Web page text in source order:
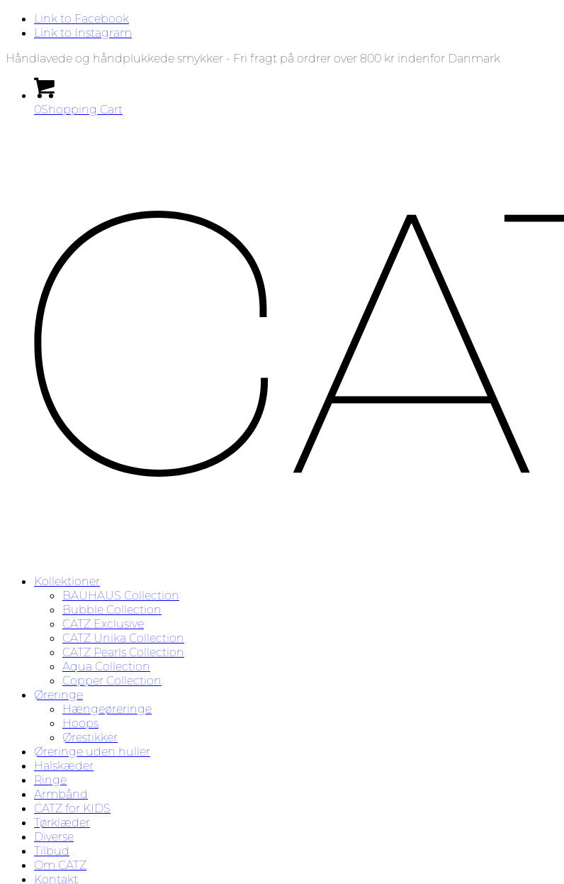
Link to Facebook
Link to Instagram
Håndlavede og håndplukkede smykker - Fri fragt på ordrer over 800 kr indenfor Danmark
0Shopping Cart
Kollektioner
BAUHAUS Collection
Bubble Collection
CATZ Exclusive
CATZ Unika Collection
CATZ Pearls Collection
Aqua Collection
Copper Collection
Øreringe
Hængeøreringe
Hoops
Ørestikker
Øreringe uden huller
Halskæder
Ringe
Armbånd
CATZ for KIDS
Tørklæder
Diverse
Tilbud
Om CATZ
Kontakt